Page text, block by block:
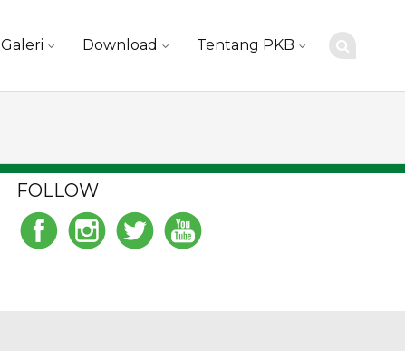
Galeri Download Tentang PKB
FOLLOW